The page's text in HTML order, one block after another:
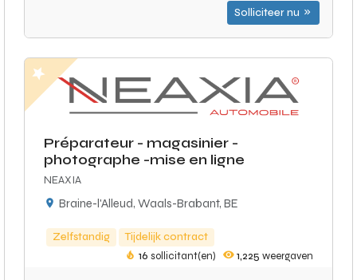
Solliciteer nu
Préparateur - magasinier -
photographe -mise en ligne
NEAXIA
Braine-l'Alleud, Waals-Brabant, BE
Zelfstandig
Tijdelijk contract
16 sollicitant(en) 1,225 weergaven